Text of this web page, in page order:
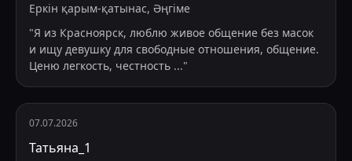
Еркін қарым-қатынас, Әңгіме
"Я из Красноярск, люблю живое общение без масок
и ищу девушку для свободные отношения, общение.
Ценю легкость, честность ..."
07.07.2026
Татьяна_1